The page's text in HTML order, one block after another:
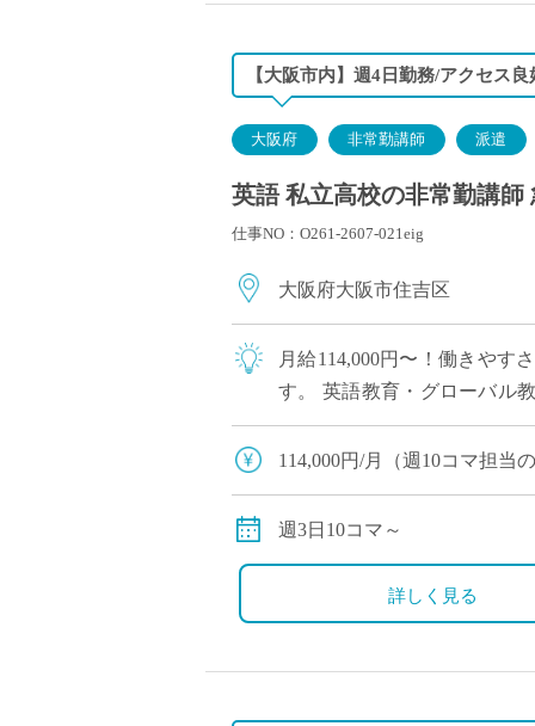
経理・会計事務
管理・運営
営業職
こども支援スタッ
【大阪市内】週4日勤務/アクセス
大阪府 非常勤講師 派遣
英語 私立高校の非常勤講師
仕事NO：O261-2607-021eig
大阪府大阪市住吉区
月給114,000円〜！働きやす
す。 英語教育・グローバル
生徒が多く、やりがいを感
114,000円/月（週10コマ担当
別途交通費全額支給
週3日10コマ～
詳しく見る